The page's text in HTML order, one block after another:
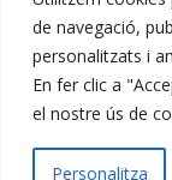
de navegació,
personalitzats i
En fer clic a
el nostre ús de
Personalitza
Web